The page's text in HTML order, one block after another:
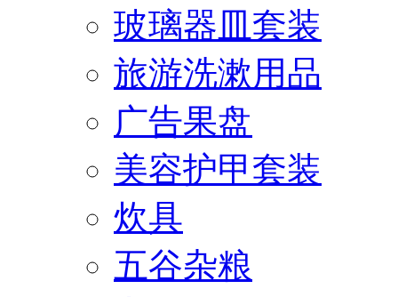
玻璃器皿套装
旅游洗漱用品
广告果盘
美容护甲套装
炊具
五谷杂粮